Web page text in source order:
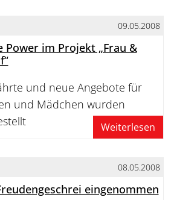
09.05.2008
Power im Projekt „Frau &
und neue Angebote für
und Mädchen wurden
Weiterlesen
08.05.2008
eingenommen